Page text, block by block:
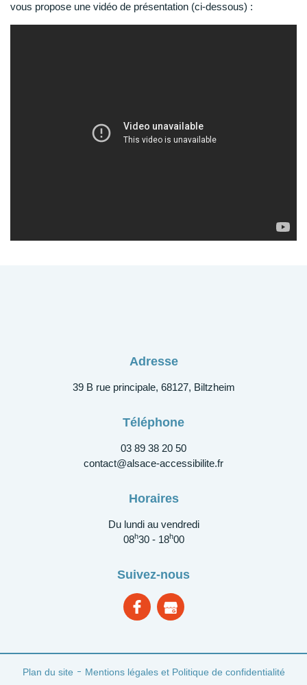
vous propose une vidéo de présentation (ci-dessous) :
Adresse
39 B rue principale, 68127, Biltzheim
Téléphone
03 89 38 20 50
contact@alsace-accessibilite.fr
Horaires
Du lundi au vendredi
08h30 - 18h00
Suivez-nous
Plan du site Mentions légales et Politique de confidentialité